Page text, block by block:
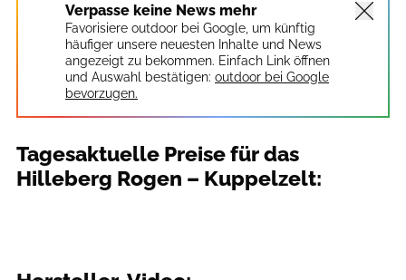
Verpasse keine News mehr
Favorisiere outdoor bei Google, um künftig
häufiger unsere neuesten Inhalte und News
angezeigt zu bekommen. Einfach Link öffnen
und Auswahl bestätigen: outdoor bei Google
bevorzugen.
Tagesaktuelle Preise für das
Hilleberg Rogen – Kuppelzelt: